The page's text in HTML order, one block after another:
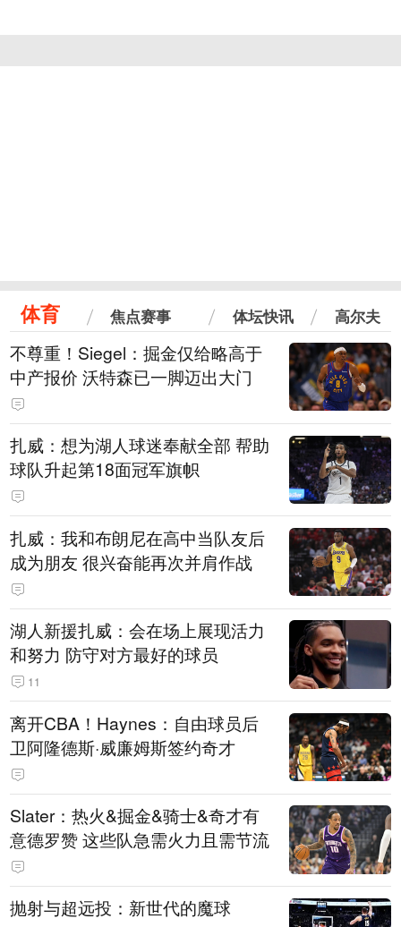
体育 焦点赛事 体坛快讯 高尔夫
不尊重！Siegel：掘金仅给略高于
中产报价 沃特森已一脚迈出大门
扎威：想为湖人球迷奉献全部 帮助
球队升起第18面冠军旗帜
扎威：我和布朗尼在高中当队友后
成为朋友 很兴奋能再次并肩作战
湖人新援扎威：会在场上展现活力
和努力 防守对方最好的球员
11
离开CBA！Haynes：自由球员后
卫阿隆德斯·威廉姆斯签约奇才
Slater：热火&掘金&骑士&奇才有
意德罗赞 这些队急需火力且需节流
抛射与超远投：新世代的魔球